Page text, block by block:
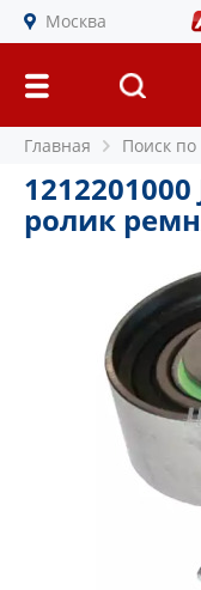
Москва
Главная Поиск
ролик